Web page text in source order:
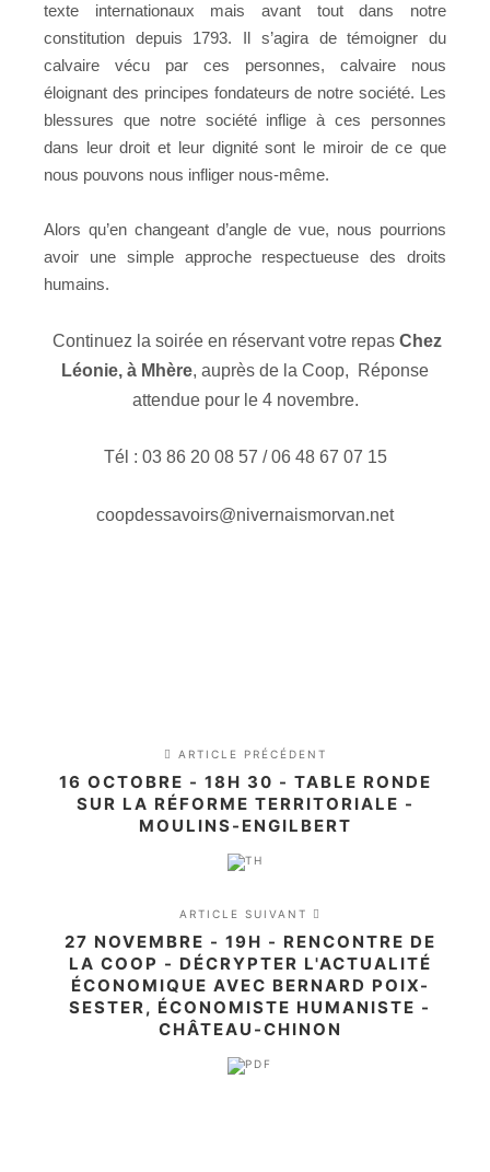
texte internationaux mais avant tout dans notre
constitution depuis 1793. Il s’agira de témoigner du
calvaire vécu par ces personnes, calvaire nous
éloignant des principes fondateurs de notre société. Les
blessures que notre société inflige à ces personnes
dans leur droit et leur dignité sont le miroir de ce que
nous pouvons nous infliger nous-même.
Alors qu’en changeant d’angle de vue, nous pourrions
avoir une simple approche respectueuse des droits
humains.
Continuez la soirée en réservant votre repas Chez
Léonie, à Mhère, auprès de la Coop, Réponse
attendue pour le 4 novembre.
Tél : 03 86 20 08 57 / 06 48 67 07 15
coopdessavoirs@nivernaismorvan.net
ARTICLE PRÉCÉDENT
16 OCTOBRE - 18H 30 - TABLE RONDE
SUR LA RÉFORME TERRITORIALE -
MOULINS-ENGILBERT
ARTICLE SUIVANT
27 NOVEMBRE - 19H - RENCONTRE DE
LA COOP - DÉCRYPTER L'ACTUALITÉ
ÉCONOMIQUE AVEC BERNARD POIX-
SESTER, ÉCONOMISTE HUMANISTE -
CHÂTEAU-CHINON